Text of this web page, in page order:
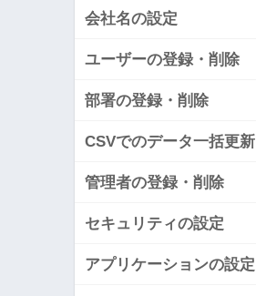
会社名の設定
ユーザーの登録・削除
部署の登録・削除
CSVでのデータ一括更新
管理者の登録・削除
セキュリティの設定
アプリケーションの設定